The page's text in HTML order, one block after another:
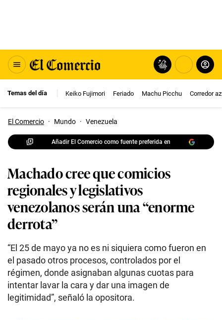
Temas del día Keiko Fujimori Feriado Machu Picchu Corredor
El Comercio · Mundo · Venezuela
Añadir El Comercio como fuente preferida en
Machado cree que comicios
regionales y legislativos
venezolanos serán una “enorme
derrota”
“El 25 de mayo ya no es ni siquiera como fueron en
el pasado otros procesos, controlados por el
régimen, donde asignaban algunas cuotas para
intentar lavar la cara y dar una imagen de
legitimidad”, señaló la opositora.